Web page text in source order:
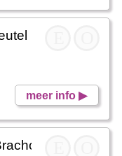
meer info ▶
Hermant